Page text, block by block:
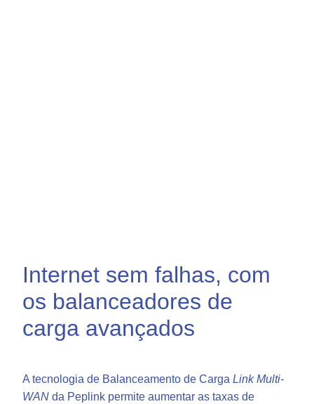
Internet sem falhas, com
os balanceadores de
carga avançados
A tecnologia de Balanceamento de Carga Link Multi-
WAN da Peplink permite aumentar as taxas de